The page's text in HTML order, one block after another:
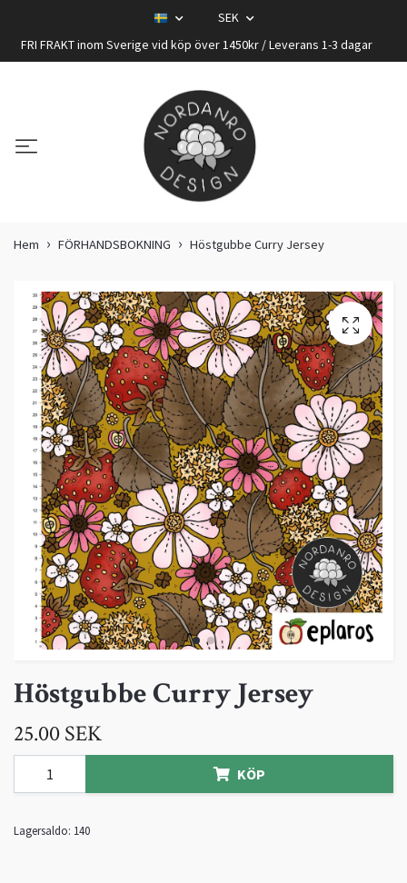
SEK
FRI FRAKT inom Sverige vid köp över 1450kr / Leverans 1-3 dagar
Hem FÖRHANDSBOKNING Höstgubbe Curry Jersey
Höstgubbe Curry Jersey
25.00 SEK
KÖP
Lagersaldo: 140